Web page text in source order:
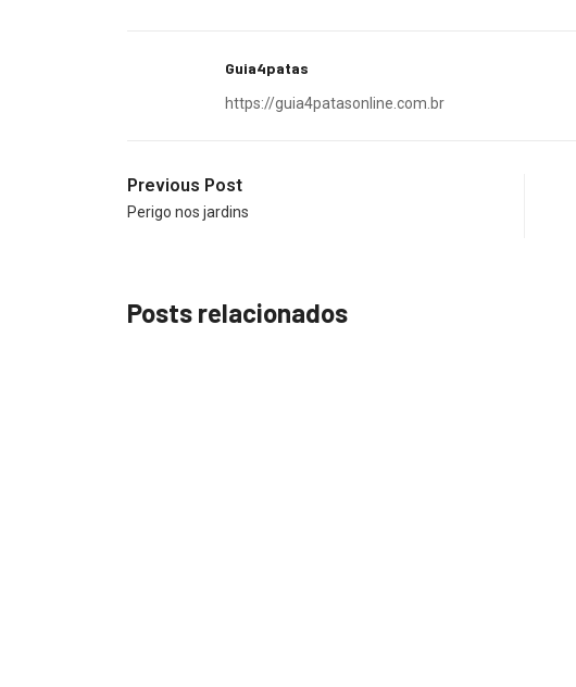
Guia4patas
https://guia4patasonline.com.br
Previous Post
Perigo nos jardins
Posts relacionados